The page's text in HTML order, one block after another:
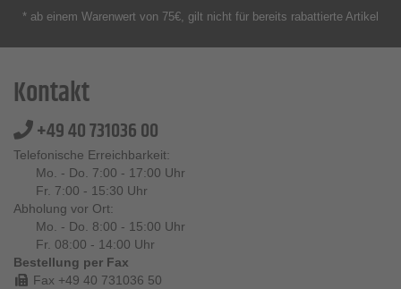
* ab einem Warenwert von 75€, gilt nicht für bereits rabattierte Artikel
Kontakt
+49 40 731036 00
Telefonische Erreichbarkeit:
Mo. - Do. 7:00 - 17:00 Uhr
Fr. 7:00 - 15:30 Uhr
Abholung vor Ort:
Mo. - Do. 8:00 - 15:00 Uhr
Fr. 08:00 - 14:00 Uhr
Bestellung per Fax
Fax +49 40 731036 50